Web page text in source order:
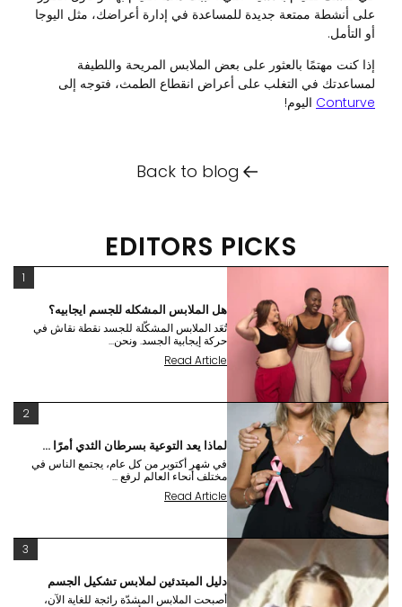
على أنشطة ممتعة جديدة للمساعدة في إدارة أعراضك، مثل اليوجا
أو التأمل.
إذا كنت مهتمًا بالعثور على بعض الملابس المريحة واللطيفة
لمساعدتك في التغلب على أعراض انقطاع الطمث، فتوجه إلى
Conturveاليوم!
Back to blog
EDITORS PICKS
هل الملابس المشكله للجسم ايجابيه؟
تُعَد الملابس المشكّلة للجسد نقطة نقاش في
حركة إيجابية الجسد. ونحن...
Read Article
لماذا يعد التوعية بسرطان الثدي أمرًا ...
في شهر أكتوبر من كل عام، يجتمع الناس في
مختلف أنحاء العالم لرفع ...
Read Article
دليل المبتدئين لملابس تشكيل الجسم
أصبحت الملابس المشدّة رائجة للغاية الآن،